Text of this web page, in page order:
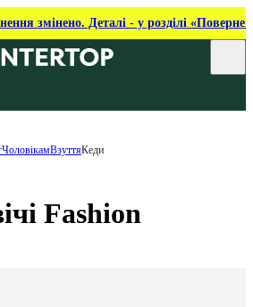
змінено. Деталі - у розділі
ЧоловікамВзуттяКеди
Fashion